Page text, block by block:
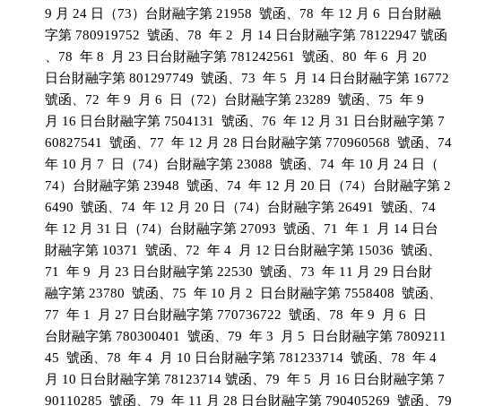
          9 月 24 日（73）台財融字第 21958  號函、78  年 12 月 6  日台財融
          字第 780919752  號函、78  年 2  月 14 日台財融字第 78122947 號函
          、78  年 8  月 23 日台財融字第 781242561  號函、80  年 6  月 20
          日台財融字第 801297749  號函、73  年 5  月 14 日台財融字第 16772
          號函、72  年 9  月 6  日（72）台財融字第 23289  號函、75  年 9
          月 16 日台財融字第 7504131  號函、76  年 12 月 31 日台財融字第 7
          60827541  號函、77  年 12 月 28 日台財融字第 770960568  號函、74
          年 10 月 7  日（74）台財融字第 23088  號函、74  年 10 月 24 日（
          74）台財融字第 23948  號函、74  年 12 月 20 日（74）台財融字第 2
          6490  號函、74  年 12 月 20 日（74）台財融字第 26491  號函、74
          年 12 月 31 日（74）台財融字第 27093  號函、71  年 1  月 14 日台
          財融字第 10371  號函、72  年 4  月 12 日台財融字第 15036  號函、
          71  年 9  月 23 日台財融字第 22530  號函、73  年 11 月 29 日台財
          融字第 23780  號函、75  年 10 月 2  日台財融字第 7558408  號函、
          77  年 1  月 27 日台財融字第 770736722  號函、78  年 9  月 6  日
          台財融字第 780300401  號函、79  年 3  月 5  日台財融字第 7809211
          45  號函、78  年 4  月 10 日台財融字第 781233714  號函、78  年 4
          月 10 日台財融字第 78123714 號函、79  年 5  月 16 日台財融字第 7
          90110285  號函、79  年 11 月 28 日台財融字第 790405269  號函、79